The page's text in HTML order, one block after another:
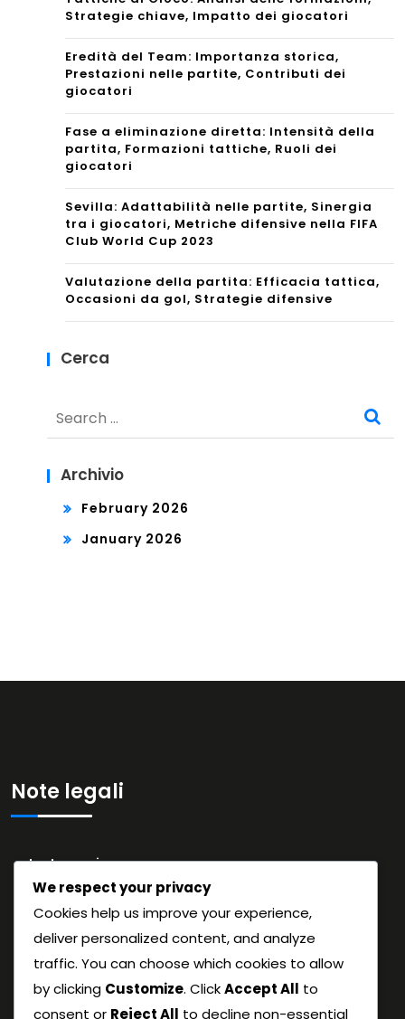
Strategie chiave, Impatto dei giocatori
Eredità del Team: Importanza storica,
Prestazioni nelle partite, Contributi dei
giocatori
Fase a eliminazione diretta: Intensità della
partita, Formazioni tattiche, Ruoli dei
giocatori
Sevilla: Adattabilità nelle partite, Sinergia
tra i giocatori, Metriche difensive nella FIFA
Club World Cup 2023
Valutazione della partita: Efficacia tattica,
Occasioni da gol, Strategie difensive
Cerca
for:
Archivio
February 2026
January 2026
Note legali
La tua privacy
Accordo con l’utente
Contattaci
Cookie e tracciamento
Chi siamo
We respect your privacy
Cookies help us improve your experience,
deliver personalized content, and analyze
traffic. You can choose which cookies to allow
by clicking Customize. ClickAccept All to
consent or Reject All to decline non-essential